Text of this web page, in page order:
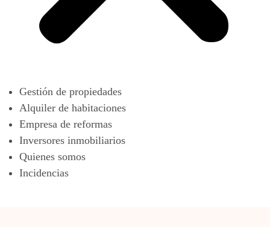
Gestión de propiedades
Alquiler de habitaciones
Empresa de reformas
Inversores inmobiliarios
Quienes somos
Incidencias